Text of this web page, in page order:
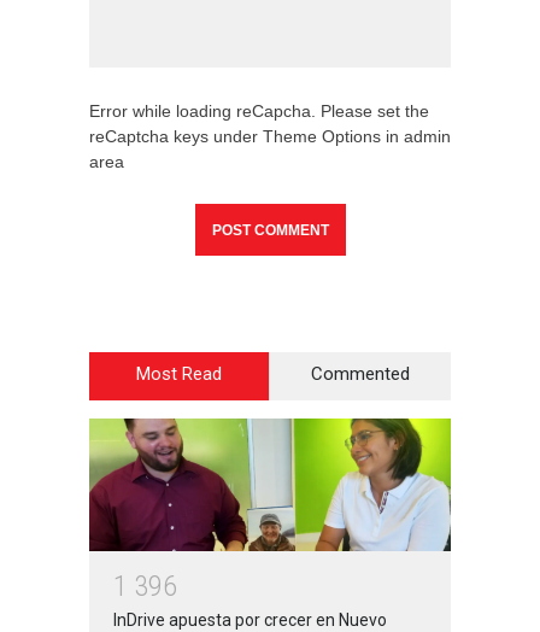
Error while loading reCapcha. Please set the
reCaptcha keys under Theme Options in admin
area
Most Read Commented
1 396
InDrive apuesta por crecer en Nuevo